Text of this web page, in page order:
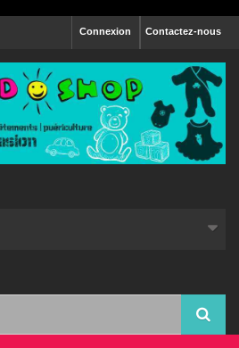
Contactez-nous
Connexion